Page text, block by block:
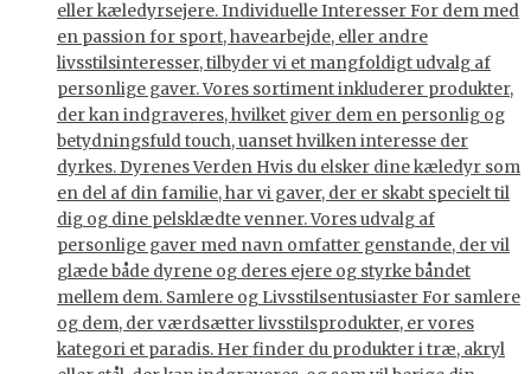
eller kæledyrsejere. Individuelle Interesser For dem med
en passion for sport, havearbejde, eller andre
livsstilsinteresser, tilbyder vi et mangfoldigt udvalg af
personlige gaver. Vores sortiment inkluderer produkter,
der kan indgraveres, hvilket giver dem en personlig og
betydningsfuld touch, uanset hvilken interesse der
dyrkes. Dyrenes Verden Hvis du elsker dine kæledyr som
en del af din familie, har vi gaver, der er skabt specielt til
dig og dine pelsklædte venner. Vores udvalg af
personlige gaver med navn omfatter genstande, der vil
glæde både dyrene og deres ejere og styrke båndet
mellem dem. Samlere og Livsstilsentusiaster For samlere
og dem, der værdsætter livsstilsprodukter, er vores
kategori et paradis. Her finder du produkter i træ, akryl